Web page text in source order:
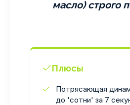
масло) строго
Плюсы
Потрясающая
до 'сотни' за 7